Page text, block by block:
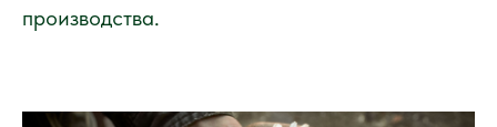
производства.